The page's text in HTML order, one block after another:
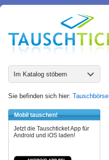
Im Katalog stöbern
Sie befinden sich hier: Tauschbörse
Mobil tauschen!
Jetzt die Tauschticket App für
Android und iOS laden!